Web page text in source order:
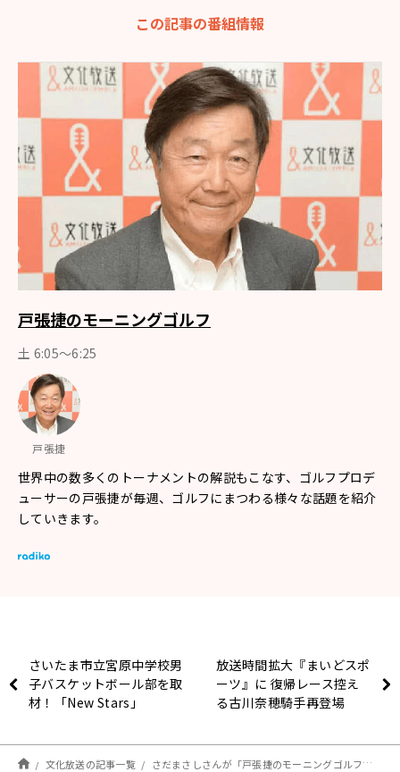
この記事の番組情報
戸張捷のモーニングゴルフ
土 6:05〜6:25
戸張捷
世界中の数多くのトーナメントの解説もこなす、ゴルフプロデ
ューサーの戸張捷が毎週、ゴルフにまつわる様々な話題を紹介
していきます。
さいたま市立宮原中学校男
子バスケットボール部を取
材！「New Stars」
放送時間拡大『まいどスポ
ーツ』に 復帰レース控え
る古川奈穂騎手再登場
文化放送の記事一覧 さだまさしさんが「戸張捷のモーニングゴルフ」に10月2日サプライズ出演！